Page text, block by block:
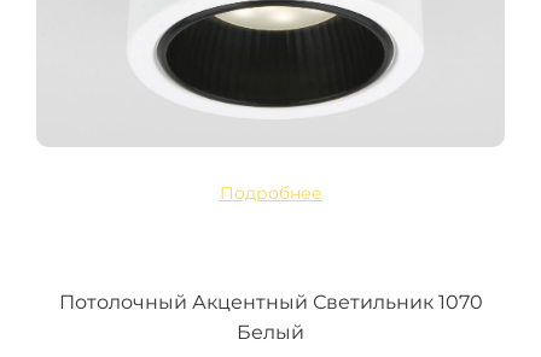
Подробнее
Потолочный Акцентный Светильник 1070
Белый